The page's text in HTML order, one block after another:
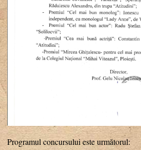
Programul concursului este următorul: